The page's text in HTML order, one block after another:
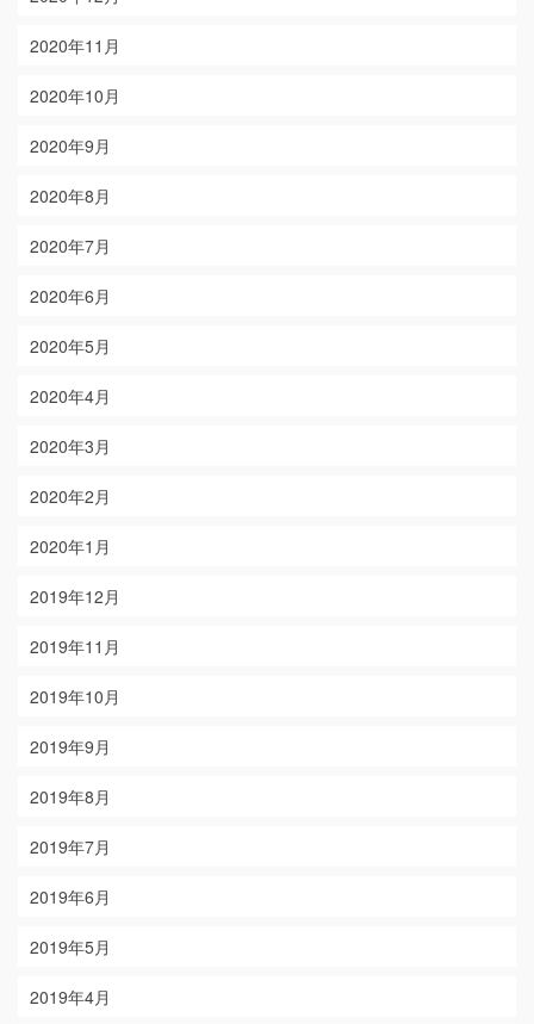
2020年11月
2020年10月
2020年9月
2020年8月
2020年7月
2020年6月
2020年5月
2020年4月
2020年3月
2020年2月
2020年1月
2019年12月
2019年11月
2019年10月
2019年9月
2019年8月
2019年7月
2019年6月
2019年5月
2019年4月